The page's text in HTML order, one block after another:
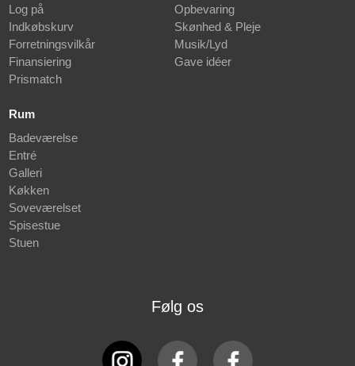
Log på
Indkøbskurv
Forretningsvilkår
Finansiering
Prismatch
Opbevaring
Skønhed & Pleje
Musik/Lyd
Gave idéer
Rum
Badeværelse
Entré
Galleri
Køkken
Soveværelset
Spisestue
Stuen
Følg os